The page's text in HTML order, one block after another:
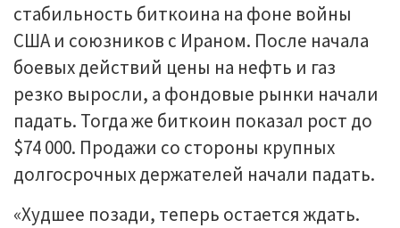
стабильность биткоина на фоне войны
США и союзников с Ираном. После начала
боевых действий цены на нефть и газ
резко выросли, а фондовые рынки начали
падать. Тогда же биткоин показал рост до
$74 000. Продажи со стороны крупных
долгосрочных держателей начали падать.
«Худшее позади, теперь остается ждать.